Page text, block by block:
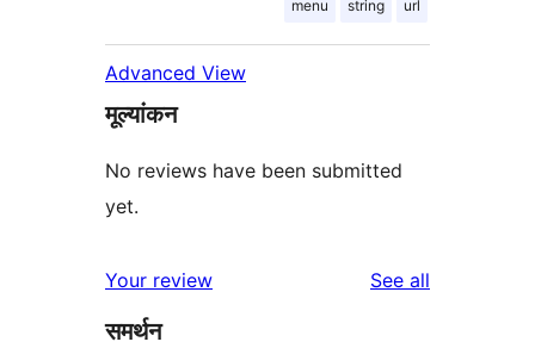
menu string url
Advanced View
मूल्यांकन
No reviews have been submitted
yet.
Your review See all
समर्थन